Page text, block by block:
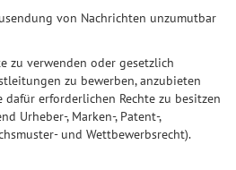
von Nachrichten unzumutbar
zu verwenden oder gesetzlich
zu bewerben, anzubieten
erforderlichen Rechte zu besitzen
Urheber-, Marken-, Patent-,
und Wettbewerbsrecht).